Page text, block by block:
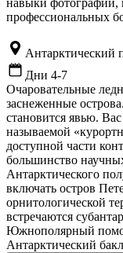
навыки фотографии,
профессиональных
Антарктический
Дни 4-7
Очаровательные
заснеженные
становится явью.
называемой
доступной части
большинство
Антарктического
включать остров
орнитологической
встречаются
Южнополярный
Антарктический